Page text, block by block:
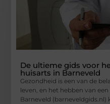
De ultieme gids voor
huisarts in Barneveld
Gezondheid is een van de
leven, en het hebben van
Barneveld (barneveldgids.nl)